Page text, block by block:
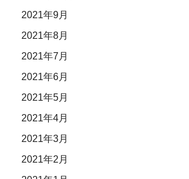
2021年9月
2021年8月
2021年7月
2021年6月
2021年5月
2021年4月
2021年3月
2021年2月